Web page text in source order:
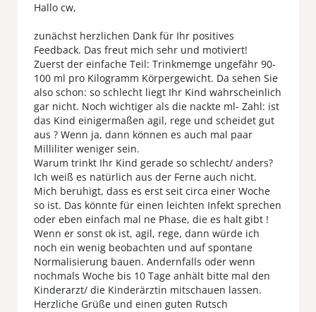
Hallo cw,
zunächst herzlichen Dank für Ihr positives
Feedback. Das freut mich sehr und motiviert!
Zuerst der einfache Teil: Trinkmemge ungefähr 90-
100 ml pro Kilogramm Körpergewicht. Da sehen Sie
also schon: so schlecht liegt Ihr Kind wahrscheinlich
gar nicht. Noch wichtiger als die nackte ml- Zahl: ist
das Kind einigermaßen agil, rege und scheidet gut
aus ? Wenn ja, dann können es auch mal paar
Milliliter weniger sein.
Warum trinkt Ihr Kind gerade so schlecht/ anders?
Ich weiß es natürlich aus der Ferne auch nicht.
Mich beruhigt, dass es erst seit circa einer Woche
so ist. Das könnte für einen leichten Infekt sprechen
oder eben einfach mal ne Phase, die es halt gibt !
Wenn er sonst ok ist, agil, rege, dann würde ich
noch ein wenig beobachten und auf spontane
Normalisierung bauen. Andernfalls oder wenn
nochmals Woche bis 10 Tage anhält bitte mal den
Kinderarzt/ die Kinderärztin mitschauen lassen.
Herzliche Grüße und einen guten Rutsch